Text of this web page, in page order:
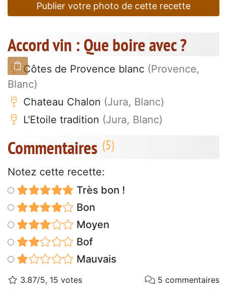
Publier votre photo de cette recette
Accord vin : Que boire avec ?
Côtes de Provence blanc (Provence,
Blanc)
Chateau Chalon (Jura, Blanc)
L'Etoile tradition (Jura, Blanc)
Commentaires
Notez cette recette:
Très bon !
Bon
Moyen
Bof
Mauvais
3.87/5, 15 votes 5 commentaires